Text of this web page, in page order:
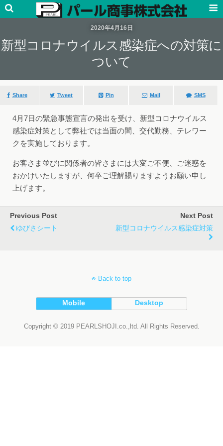
2020年4月16日
新型コロナウイルス感染症への対策に
ついて
Share Tweet Pin Mail SMS
4月7日の緊急事態宣言の発出を受け、新型コロナウイルス
感染症対策として弊社では当面の間、交代勤務、テレワー
クを実施しております。
お客さま並びに関係者の皆さまには大変ご不便、ご迷惑を
おかけいたしますが、何卒ご理解賜りますようお願い申し
上げます。
Previous Post
ゆびさシート
Next Post
新型コロナウイルス感染症対策
Back to top
Mobile Desktop
Copyright © 2019 PEARLSHOJI.co.,ltd. All Rights Reserved.